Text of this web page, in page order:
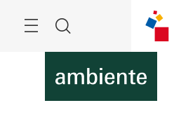
Suche